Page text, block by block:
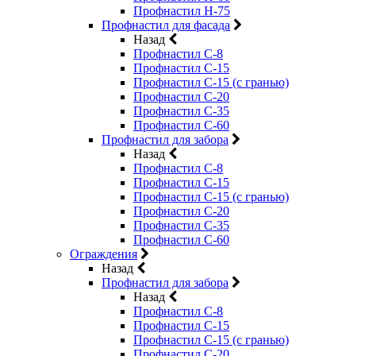
Профнастил Н-75
Профнастил для фасада
Назад
Профнастил С-8
Профнастил С-15
Профнастил С-15 (с гранью)
Профнастил С-20
Профнастил С-35
Профнастил С-60
Профнастил для забора
Назад
Профнастил С-8
Профнастил С-15
Профнастил С-15 (с гранью)
Профнастил С-20
Профнастил С-35
Профнастил С-60
Ограждения
Назад
Профнастил для забора
Назад
Профнастил С-8
Профнастил С-15
Профнастил С-15 (с гранью)